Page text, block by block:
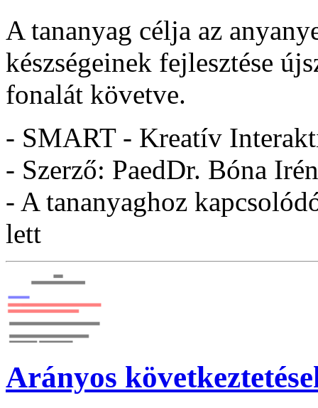
A tananyag célja az
készségeinek fejlesztése
fonalát követve.
- SMART - Kreatív
- Szerző: PaedDr. Bóna
- A tananyaghoz
lett
Arányos